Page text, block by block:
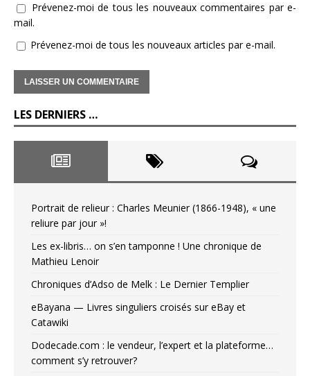
Prévenez-moi de tous les nouveaux commentaires par e-
mail.
Prévenez-moi de tous les nouveaux articles par e-mail.
LES DERNIERS …
Portrait de relieur : Charles Meunier (1866-1948), « une
reliure par jour »!
Les ex-libris… on s’en tamponne ! Une chronique de
Mathieu Lenoir
Chroniques d’Adso de Melk : Le Dernier Templier
eBayana — Livres singuliers croisés sur eBay et
Catawiki
Dodecade.com : le vendeur, l’expert et la plateforme…
comment s’y retrouver?